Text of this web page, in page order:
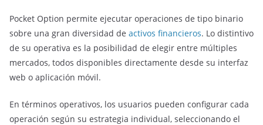
Pocket Option permite ejecutar operaciones de tipo binario
sobre una gran diversidad de activos financieros. Lo distintivo
de su operativa es la posibilidad de elegir entre múltiples
mercados, todos disponibles directamente desde su interfaz
web o aplicación móvil.
En términos operativos, los usuarios pueden configurar cada
operación según su estrategia individual, seleccionando el